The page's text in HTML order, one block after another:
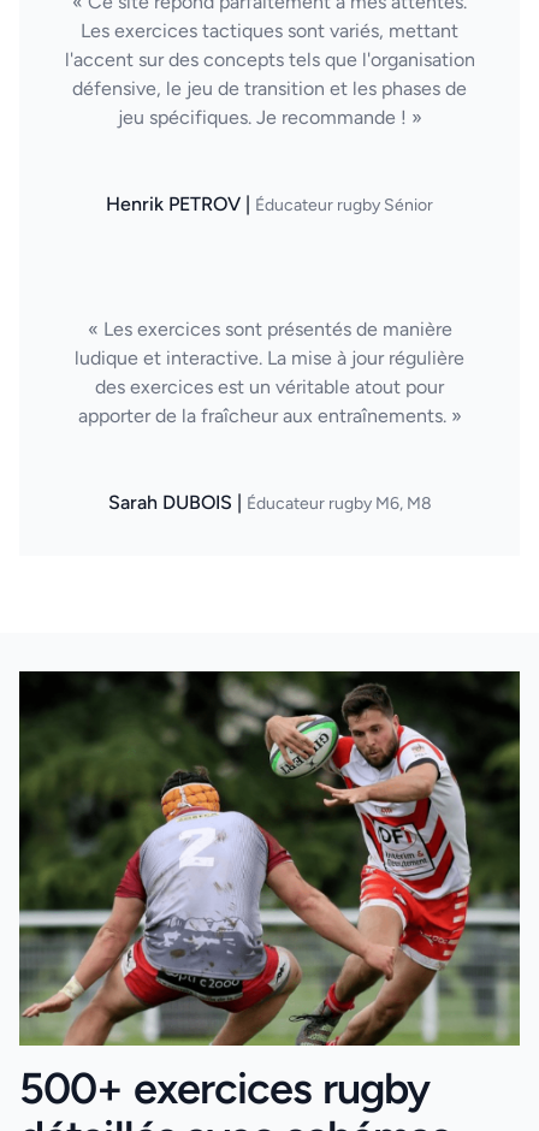
Les exercices tactiques sont variés, mettant
l'accent sur des concepts tels que l'organisation
défensive, le jeu de transition et les phases de
jeu spécifiques. Je recommande ! »
Henrik PETROV | Éducateur rugby Sénior
« Les exercices sont présentés de manière
ludique et interactive. La mise à jour régulière
des exercices est un véritable atout pour
apporter de la fraîcheur aux entraînements. »
Sarah DUBOIS | Éducateur rugby M6, M8
500+ exercices rugby